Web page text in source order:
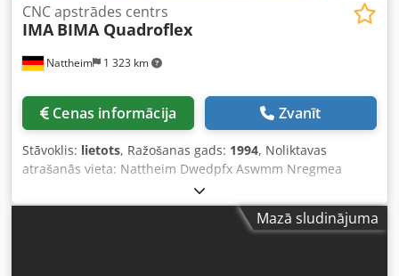
Nattheim 1 323 km
CNC apstrādes centrs
IMA BIMA Quadroflex
Cenas informācija Zvanīt
Stāvoklis: lietots, Ražošanas gads: 1994, Noliktavas
atrašanās vieta: Nattheim Dwedpfx Aswmm Nregmea
Mazā sludinājuma